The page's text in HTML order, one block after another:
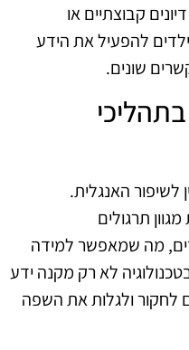
קבוצתיים או
להפעיל את הידע
שונים.
לשיפור האנגלית.
תרגולים
מה שמאפשר למידה
לא רק מקנה ידע
לחקור ולגלות את השפה